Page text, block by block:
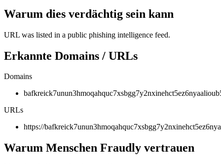
Warum dies verdächtig sein kann
URL was listed in a public phishing intelligence feed.
Erkannte Domains / URLs
Domains
URLs
https://
Warum Menschen Fraudly vertrauen